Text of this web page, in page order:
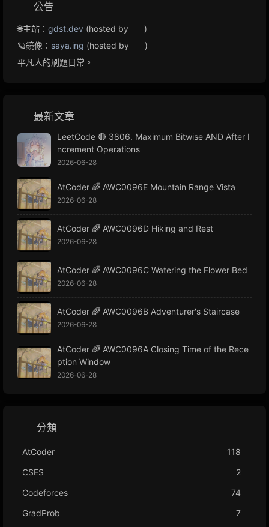
公告
🌐主站： gdst.dev (hosted by
)
🪐鏡像： saya.ing (hosted by
)
平凡人的刷題日常。
最新文章
LeetCode 🔴 3806. Maximum Bitwise AND After I
ncrement Operations
2026-06-28
AtCoder 🌈 AWC0096E Mountain Range Vista
2026-06-28
AtCoder 🌈 AWC0096D Hiking and Rest
2026-06-28
AtCoder 🌈 AWC0096C Watering the Flower Bed
2026-06-28
AtCoder 🌈 AWC0096B Adventurer's Staircase
2026-06-28
AtCoder 🌈 AWC0096A Closing Time of the Rece
ption Window
2026-06-28
分類
AtCoder
118
CSES
2
Codeforces
74
GradProb
7